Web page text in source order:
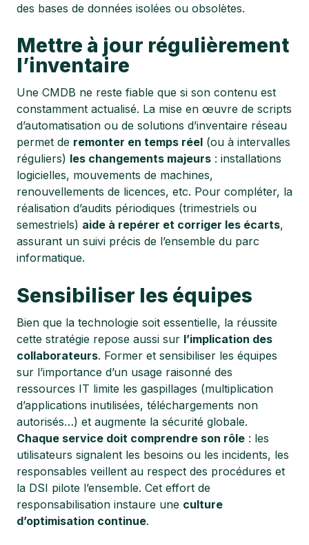
des bases de données isolées ou obsolètes.
Mettre à jour régulièrement
l’inventaire
Une CMDB ne reste fiable que si son contenu est
constamment actualisé. La mise en œuvre de scripts
d’automatisation ou de solutions d’inventaire réseau
permet de remonter en temps réel (ou à intervalles
réguliers) les changements majeurs : installations
logicielles, mouvements de machines,
renouvellements de licences, etc. Pour compléter, la
réalisation d’audits périodiques (trimestriels ou
semestriels) aide à repérer et corriger les écarts,
assurant un suivi précis de l’ensemble du parc
informatique.
Sensibiliser les équipes
Bien que la technologie soit essentielle, la réussite
cette stratégie repose aussi sur l’implication des
collaborateurs. Former et sensibiliser les équipes
sur l’importance d’un usage raisonné des
ressources IT limite les gaspillages (multiplication
d’applications inutilisées, téléchargements non
autorisés…) et augmente la sécurité globale.
Chaque service doit comprendre son rôle : les
utilisateurs signalent les besoins ou les incidents, les
responsables veillent au respect des procédures et
la DSI pilote l’ensemble. Cet effort de
responsabilisation instaure une culture
d’optimisation continue.